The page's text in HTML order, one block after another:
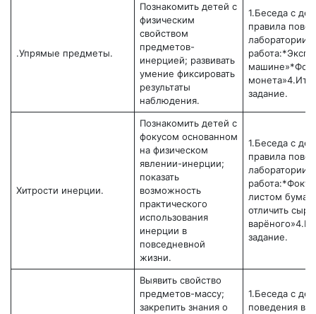
.Упрямые предметы.
Познакомить детей с
физическим
свойством
предметов-
инерцией; развивать
умение фиксировать
результаты
наблюдения.
1.Беседа с
правила
задание.
Хитрости инерции.
Познакомить детей с
фокусом основанном
на физическом
явлении-инерции;
показать
возможность
практического
использования
инерции в
повседневной
жизни.
1.Беседа с
правила
листом
отличить
задание.
Выявить свойство
предметов-массу;
закрепить знания о
1.Беседа с
поведения в